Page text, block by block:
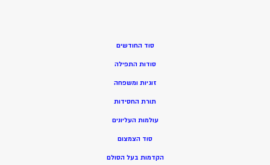
סוד החודשים
סודות התפילה
זוגיות ומשפחה
תורת החסידות
עולמות העליונים
סוד הצמצום
הקדמות בעל הסולם